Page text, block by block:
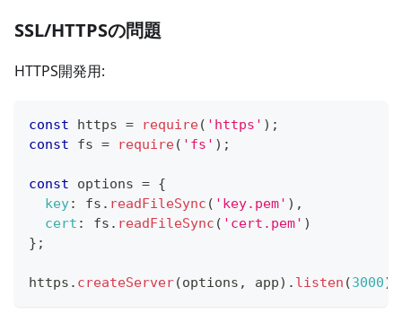
SSL/HTTPSの問題
HTTPS開発用:
const https = require( 'https' ) ;
const fs = require( 'fs' ) ;
const options = {
key: fs . readFileSync ( 'key.pem' ) ,
cert : fs . readFileSync ( 'cert.pem' )
} ;
https . createServer(options , app) . listen (3000)